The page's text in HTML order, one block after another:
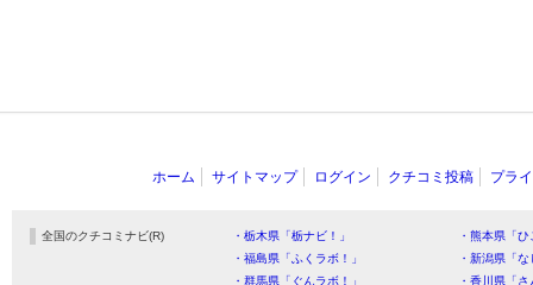
ホーム サイトマップ ログイン クチコミ投稿 プラ
全国のクチコミナビ(R) ・栃木県「栃ナビ！」
・熊本県「
・福島県「ふくラボ！」
・新潟県「
・群馬県「ぐんラボ！」
・香川県「